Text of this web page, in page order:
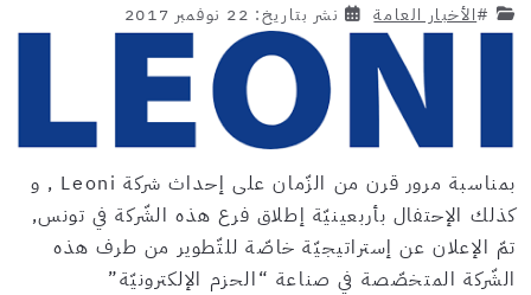
#الأخبار العامة نشر بتاريخ: 22 نوفمبر 2017
بمناسبة مرور قرن من الزّمان على إحداث شركة Leoni , و
كذلك الإحتفال بأربعينيّة إطلاق فرع هذه الشّركة في تونس,
تمّ الإعلان عن إستراتيجيّة خاصّة للتّطوير من طرف هذه
الشّركة المتخصّصة في صناعة “الحزم الإلكترونيّة”